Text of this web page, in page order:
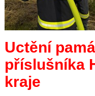
Uctění
příslušníka
kraje